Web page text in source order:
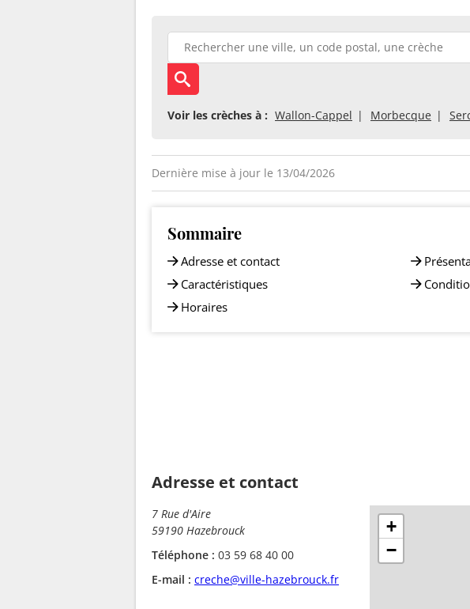
Voir les crèches à : Wallon-Cappel Morbecque
Dernière mise à jour le 13/04/2026
Sommaire
Adresse et contact
Caractéristiques
Horaires
Adresse et contact
7 Rue d'Aire
59190 Hazebrouck
Téléphone : 03 59 68 40 00
E-mail : creche@ville-hazebrouck.fr
+
−